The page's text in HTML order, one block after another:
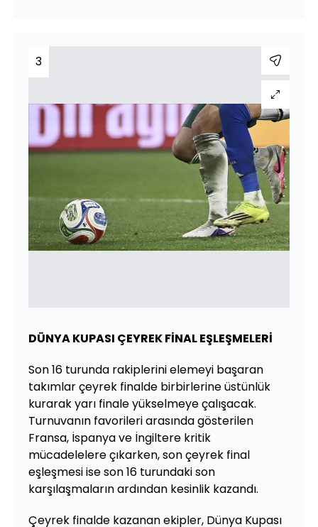
3
DÜNYA KUPASI ÇEYREK FİNAL EŞLEŞMELERİ
Son 16 turunda rakiplerini elemeyi başaran
takımlar çeyrek finalde birbirlerine üstünlük
kurarak yarı finale yükselmeye çalışacak.
Turnuvanın favorileri arasında gösterilen
Fransa, İspanya ve İngiltere kritik
mücadelelere çıkarken, son çeyrek final
eşleşmesi ise son 16 turundaki son
karşılaşmaların ardından kesinlik kazandı.
Çeyrek finalde kazanan ekipler, Dünya Kupası